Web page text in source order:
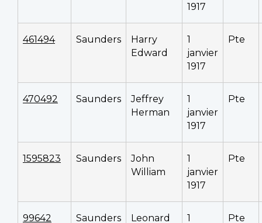
1917
461494 Saunders
Harry
Edward
1
janvier
1917
Pte
470492 Saunders
Jeffrey
Herman
1
janvier
1917
Pte
1595823 Saunders
John
William
1
janvier
1917
Pte
99642 Saunders
Leonard
1
Pte